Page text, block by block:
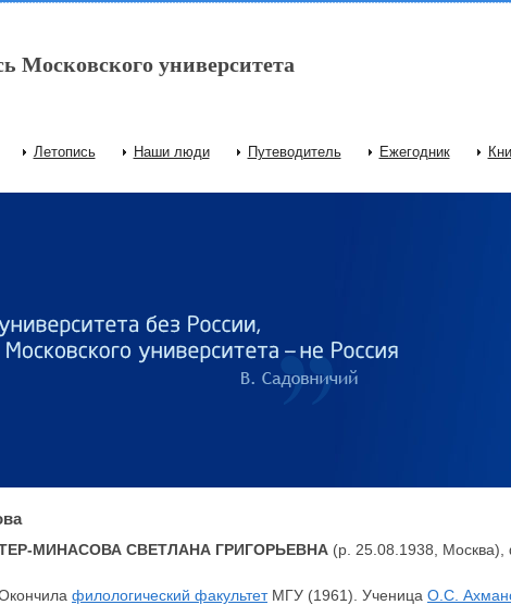
Московского университета
меню
Летопись Наши люди Путеводитель Ежегодник
МИНАСОВА СВЕТЛАНА ГРИГОРЬЕВНА (р. 25.08.1938, Москва),
филологический факультетМГУ (1961). Ученица О.С.